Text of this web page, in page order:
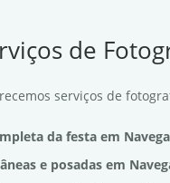
de
serviços de
da festa em
e posadas em